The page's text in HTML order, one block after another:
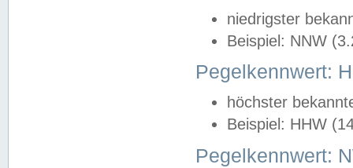
niedrigster
Beispiel: NNW
Pegelkennwert:
höchster
Beispiel: HHW
Pegelkennwert: